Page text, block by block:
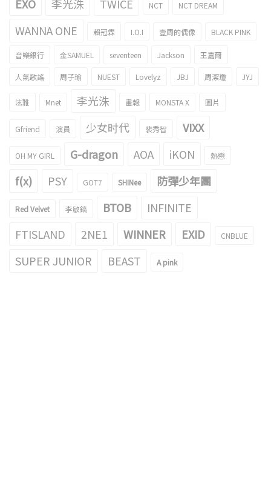
EXO 李光洙 TWICE NCT NCT DREAM
WANNA ONE 賴冠霖 I.O.I 壹周的偶像 BLACK PINK
音樂銀行 金SAMUEL seventeen Jackson 王嘉爾
人氣歌謠 周子瑜 NUEST Lovelyz JBJ 周潔瓊 JYJ
泫雅 Mnet 李光洙 畫報 MONSTA X 圖片
Gfriend 演員 少女时代 裴秀智 VIXX
OH MY GIRL G-dragon AOA iKON 熱戀
f(x) PSY GOT7 SHINee 防彈少年團
Red Velvet 李敏鎬 BTOB
INFINITE
FTISLAND
2NE1 WINNER EXID CNBLUE
SUPER JUNIOR BEAST A pink